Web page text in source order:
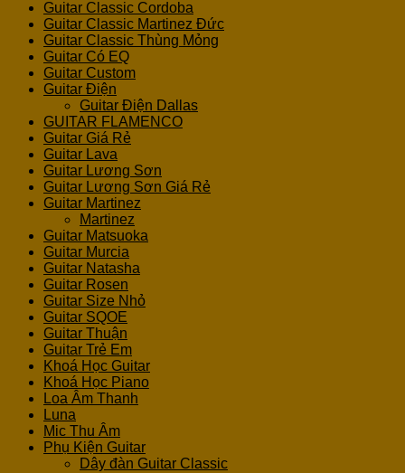
Guitar Classic Cordoba
Guitar Classic Martinez Đức
Guitar Classic Thùng Mỏng
Guitar Có EQ
Guitar Custom
Guitar Điện
Guitar Điện Dallas
GUITAR FLAMENCO
Guitar Giá Rẻ
Guitar Lava
Guitar Lương Sơn
Guitar Lương Sơn Giá Rẻ
Guitar Martinez
Martinez
Guitar Matsuoka
Guitar Murcia
Guitar Natasha
Guitar Rosen
Guitar Size Nhỏ
Guitar SQOE
Guitar Thuận
Guitar Trẻ Em
Khoá Học Guitar
Khoá Học Piano
Loa Âm Thanh
Luna
Mic Thu Âm
Phụ Kiện Guitar
Dây đàn Guitar Classic